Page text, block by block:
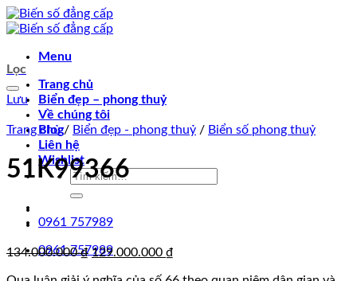
Chuyển
đến
dung
Menu
Trang chủ
Biển đẹp – phong thuỷ
Về chúng tôi
Blog
Liên hệ
Wishlist
Tìm
0961 757989
0961 757989
Lọc
Lưu
Trang chủ / Biển đẹp - phong thuỷ / Biển số phong thuỷ
51K99366
134.000.000₫ Giá
129.000.000 ₫